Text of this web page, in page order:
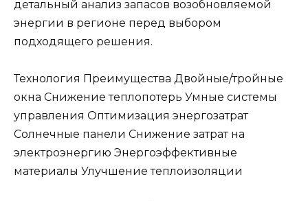
детальный анализ запасов возобновляемой
энергии в регионе перед выбором
подходящего решения.
Технология Преимущества Двойные/тройные
окна Снижение теплопотерь Умные системы
управления Оптимизация энергозатрат
Солнечные панели Снижение затрат на
электроэнергию Энергоэффективные
материалы Улучшение теплоизоляции